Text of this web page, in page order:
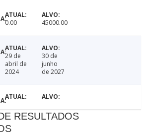
0.00 45000.00
29 de
abril de
2024
30 de
junho
de 2027
RESULTADOS